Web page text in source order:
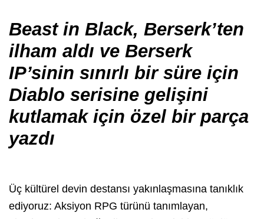
Beast in Black, Berserk’ten
ilham aldı ve Berserk
IP’sinin sınırlı bir süre için
Diablo serisine gelişini
kutlamak için özel bir parça
yazdı
Üç kültürel devin destansı yakınlaşmasına tanıklık
ediyoruz: Aksiyon RPG türünü tanımlayan,